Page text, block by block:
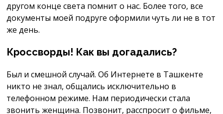
другом конце света помнит о нас. Более того, все
документы моей подруге оформили чуть ли не в тот
же день.
Кроссворды! Как вы догадались?
Был и смешной случай. Об Интернете в Ташкенте
никто не знал, общались исключительно в
телефонном режиме. Нам периодически стала
звонить женщина. Позвонит, расспросит о фильме,